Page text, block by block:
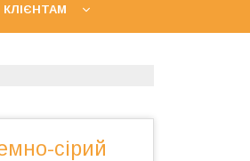
КЛІЄНТАМ
сірий